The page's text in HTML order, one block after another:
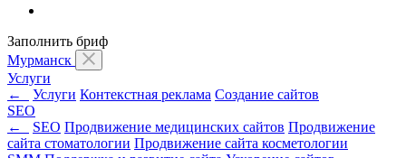
Заполнить бриф
Мурманск
Услуги
←
Услуги Контекстная реклама Создание сайтов
SEO
←
SEO Продвижение медицинских сайтов Продвижение
сайта стоматологии Продвижение сайта косметологии